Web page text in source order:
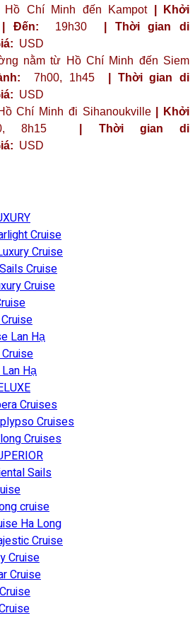
Chí Minh đến Kampot
| Khởi
| Đến: 19h30
| Thời gian di
USD
nằm từ Hồ Chí Minh đến Siem
7h00, 1h45
| Thời gian di
USD
Chí Minh đi Sihanoukville
| Khởi
8h15
| Thời gian di
USD
Cruise
Cruise
Cruise
Cruise
Lan Hạ
Hạ
Cruises
Cruises
Cruises
Sails
cruise
Ha Long
Cruise
Cruise
Cruise